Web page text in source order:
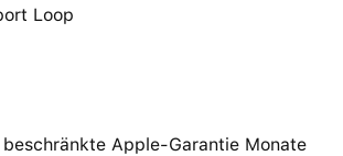
Loop
Apple-Garantie Monate